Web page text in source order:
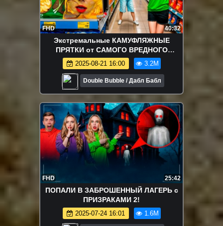
FHD 40:32
Экстремальные КАМУФЛЯЖНЫЕ
ПРЯТКИ от САМОГО ВРЕДНОГО
ПОДРОСТКА В МИРЕ ЧЕЛЛЕНДЖ!
2025-08-21 16:00 3.2M
Double Bubble / Дабл Бабл
FHD 25:42
ПОПАЛИ В ЗАБРОШЕННЫЙ ЛАГЕРЬ с
ПРИЗРАКАМИ 2!
2025-07-24 16:01 1.6M